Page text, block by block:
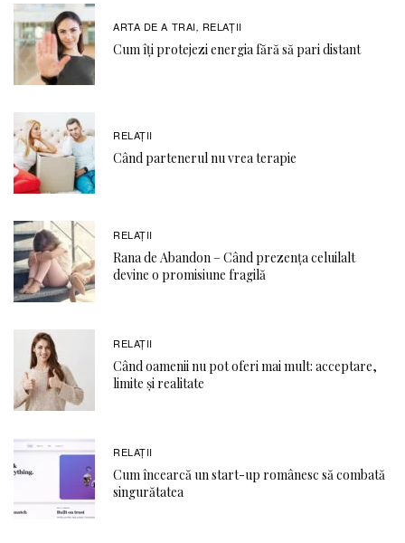
ARTA DE A TRAI, RELAŢII
Cum îți protejezi energia fără să pari distant
RELAŢII
Când partenerul nu vrea terapie
RELAŢII
Rana de Abandon – Când prezența celuilalt
devine o promisiune fragilă
RELAŢII
Când oamenii nu pot oferi mai mult: acceptare,
limite și realitate
RELAŢII
Cum încearcă un start-up românesc să combată
singurătatea